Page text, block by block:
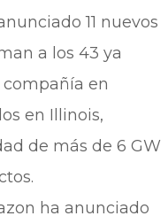
11 nuevos
a los 43 ya
en
en Illinois,
de más de 6 GW
ha anunciado